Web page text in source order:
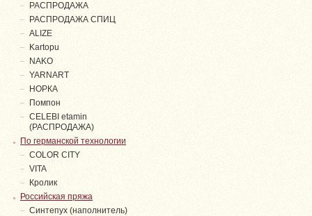
РАСПРОДАЖА
РАСПРОДАЖА СПИЦ
ALIZE
Kartopu
NAKO
YARNART
НОРКА
Помпон
СELEBI etamin
(РАСПРОДАЖА)
По германской технологии
COLOR CITY
VITA
Кролик
Российская пряжа
Синтепух (наполнитель)